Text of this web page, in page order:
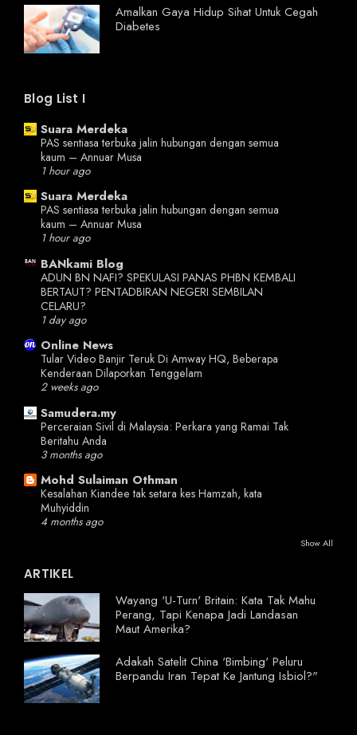
Amalkan Gaya Hidup Sihat Untuk Cegah
Diabetes
Blog List I
Suara Merdeka
PAS sentiasa terbuka jalin hubungan dengan semua
kaum – Annuar Musa
1 hour ago
Suara Merdeka
PAS sentiasa terbuka jalin hubungan dengan semua
kaum – Annuar Musa
1 hour ago
BANkami Blog
ADUN BN NAFI? SPEKULASI PANAS PHBN KEMBALI
BERTAUT? PENTADBIRAN NEGERI SEMBILAN
CELARU?
1 day ago
Online News
Tular Video Banjir Teruk Di Amway HQ, Beberapa
Kenderaan Dilaporkan Tenggelam
2 weeks ago
Samudera.my
Perceraian Sivil di Malaysia: Perkara yang Ramai Tak
Beritahu Anda
3 months ago
Mohd Sulaiman Othman
Kesalahan Kiandee tak setara kes Hamzah, kata
Muhyiddin
4 months ago
Show All
ARTIKEL
Wayang 'U-Turn' Britain: Kata Tak Mahu
Perang, Tapi Kenapa Jadi Landasan
Maut Amerika?
Adakah Satelit China 'Bimbing' Peluru
Berpandu Iran Tepat Ke Jantung Isbiol?"